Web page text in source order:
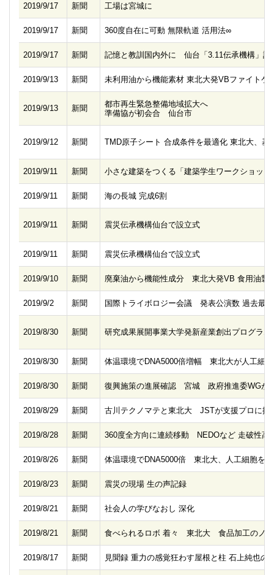
2019/9/17 新聞 工場は宮城に
2019/9/17 新聞 360度自在に可動 無限軌道 活用法∞
2019/9/17 新聞 記憶と教訓国内外に 仙台「3.11伝承機構」設
2019/9/13 新聞 未利用油から機能素材 東北大発VBファイトケ
2019/9/13 新聞
都市再生緊急整備地域拡大へ
準備協が初会合 仙台市
2019/9/12 新聞 TMD原子シート 合成条件を最適化 東北大、基
2019/9/11 新聞 小さな建築をつくる「建築学生ワークショップ
2019/9/11 新聞 海の長城 完成6割
2019/9/11 新聞 震災伝承機構仙台で設立式
2019/9/11 新聞 震災伝承機構仙台で設立式
2019/9/10 新聞 廃棄油から機能性成分 東北大発VB 食用油製
2019/9/2 新聞 国際トライボロジー会議 発表公演数 過去最
2019/8/30 新聞 研究成果展開事業大学発新産業創出プログラ
2019/8/30 新聞 体温環境でDNA5000倍増幅 東北大が人工細
2019/8/30 新聞 復興施策の進展確認 宮城 政府推進委WGが
2019/8/29 新聞 古川テクノマテと東北大 JSTが支援プロに採
2019/8/28 新聞 360度全方向に連続移動 NEDOなど 走破性高
2019/8/26 新聞 体温環境でDNA5000倍 東北大、人工細胞を
2019/8/23 新聞 震災の現場 生の声記録
2019/8/21 新聞 社会人の学びなおし 深化
2019/8/21 新聞 食べられるロボ 着々 東北大 食品加工のノ
2019/8/17 新聞 見聞録 重力の感覚狂わす屋根と柱 石上純也の